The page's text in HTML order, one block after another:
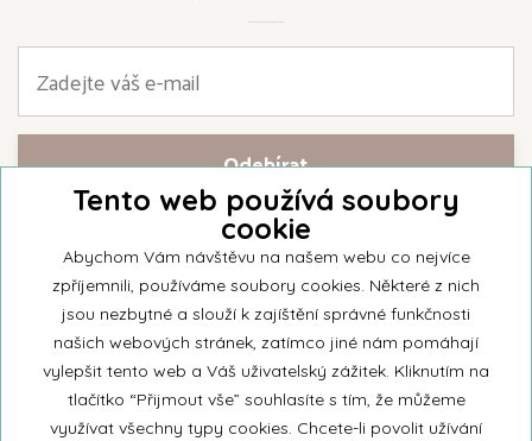
Přihlašte se k našemu newsletteru a buďte jako první informováni o
nejnovějších kolekcích svíček a aktualitách z rodinné firmy Unipar.
© 2026 Unipar
Tento web používá soubory
cookie
Abychom Vám návštěvu na našem webu co nejvíce
zpříjemnili, používáme soubory cookies. Některé z nich
jsou nezbytné a slouží k zajíštění správné funkčnosti
našich webových stránek, zatímco jiné nám pomáhají
vylepšit tento web a Váš uživatelský zážitek. Kliknutím na
tlačítko “Přijmout vše” souhlasíte s tím, že můžeme
využívat všechny typy cookies. Chcete-li povolit užívání